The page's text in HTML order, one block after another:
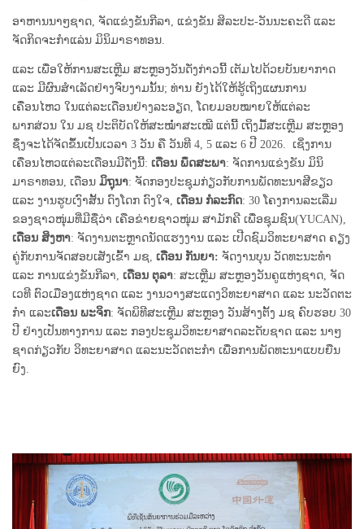
ອາຫານນາໆຊາດ, ຈັດແຂ່ງຂັນກີລາ, ແຂ່ງຂັນ ສິລະປະ-ວັນນະຄະດີ ແລະ
ຈັດກິດຈະກໍາແລ່ນ ມິນິມາຣາທອນ.
ແລະ ເພື່ອໃຫ້ການສະເຫຼີມ ສະຫຼອງວັນດັ່ງກ່າວນີ້ ເຕັມໄປດ້ວຍບັນຍາກາດ
ແລະ ມີຜົນສໍາເລັດຢ່າງຈົບງາມນັ້ນ; ທ່ານ ຍັງໄດ້ໃຫ້ຮູ້ເຖິງແຜນການ
ເຄື່ອນໄຫວ ໃນແຕ່ລະເດືອນຢ່າງລະອຽດ, ໂດຍມອບໝາຍໃຫ້ແຕ່ລະ
ພາກສ່ວນ ໃນ ມຊ ປະຕິບັດໃຫ້ສະໝໍ່າສະເໝີ ແຕ່ນີ້ ເຖິງມື້ສະເຫຼີມ ສະຫຼອງ
ຊຶ່ງຈະໄດ້ຈັດຂຶ້ນເປັນເວລາ 3 ວັນ ຄື ວັນທີ 4, 5 ແລະ 6 ປີ 2026. ເຊິ່ງການ
ເຄື່ອນໄຫວແຕ່ລະເດືອນມີດັ່ງນີ້: ເດືອນ ພຶດສະພາ: ຈັດການແຂ່ງຂັນ ມິນິ
ມາຣາທອນ, ເດືອນ ມິຖຸນາ: ຈັດກອງປະຊຸມກ່ຽວກັບການພັດທະນາສີຂຽວ
ແລະ ງານຮູບເງົາສັ້ນ ດົງໂດກ ດົງໃຈ, ເດືອນ ກໍລະກົດ: 30 ໂຄງການລະເລີ່ມ
ຂອງຊາວໜຸ່ມທີ່ມີຊື່ວ່າ ເຄືອຂ່າຍຊາວໜຸ່ມ ສາມັກຄີ ເພື່ອຊຸມຊົນ(YUCAN),
ເດືອນ ສິງຫາ: ຈັດງານຕະຫຼາດນັດແຮງງານ ແລະ ເປີດຊົມວິທະຍາສາດ ຄຽງ
ຄູ່ກັບການຈັດສອບເສັງເຂົ້າ ມຊ, ເດືອນ ກັນຍາ: ຈັດງານບຸນ ວັດທະນະທໍາ
ແລະ ການແຂ່ງຂັນກີລາ, ເດືອນ ຕຸລາ: ສະເຫຼີມ ສະຫຼອງວັນຄູແຫ່ງຊາດ, ຈັດ
ເວທີ ຕົວເມືອງແຫ່ງຊາດ ແລະ ງານວາງສະແດງວິທະຍາສາດ ແລະ ນະວັດຕະ
ກໍາ ແລະເດືອນ ພະຈິກ: ຈັດພິທີສະເຫຼີມ ສະຫຼອງ ວັນສ້າງຕັ້ງ ມຊ ຄົບຮອບ 30
ປີ ຢ່າງເປັນທາງການ ແລະ ກອງປະຊຸມວິທະຍາສາດລະດັບຊາດ ແລະ ນາໆ
ຊາດກ່ຽວກັບ ວິທະຍາສາດ ແລະນະວັດຕະກໍາ ເພື່ອການພັດທະນາແບບຍືນ
ຍົງ.